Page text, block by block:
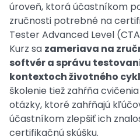
úroveň, ktorá účastníkom
zručnosti potrebné na
Tester Advanced Level
Kurz sa zameriava na
softvér a správu
kontextoch životného
školenie tiež zahŕňa
otázky, ktoré zahŕňajú
účastníkom zlepšiť ich
certifikačnú skúšku.